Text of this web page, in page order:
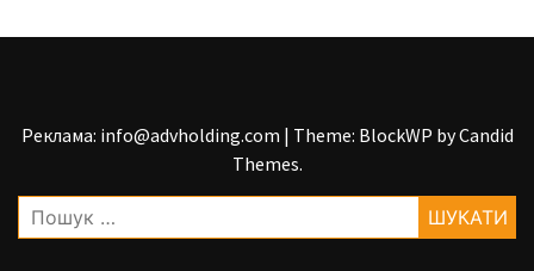
Реклама: info@advholding.com | Theme: BlockWP byCandid
Themes.
Пошук: